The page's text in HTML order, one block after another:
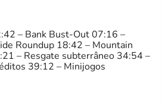
– Bank Bust-Out 07:16 –
Roundup 18:42 – Mountain
– Resgate subterrâneo 34:54 –
39:12 – Minijogos